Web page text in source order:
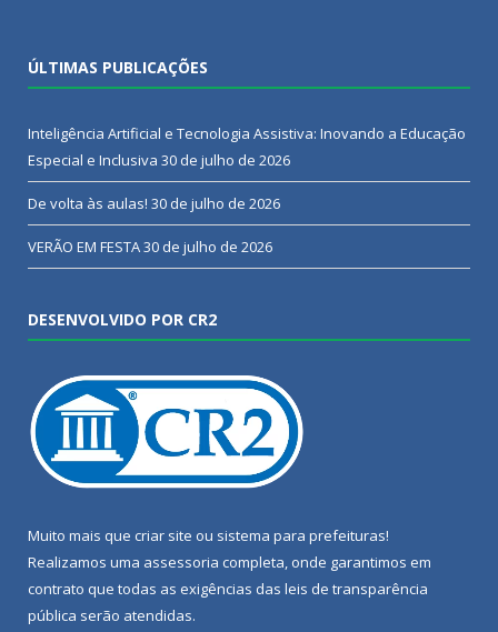
ÚLTIMAS PUBLICAÇÕES
Inteligência Artificial e Tecnologia Assistiva: Inovando a Educação
Especial e Inclusiva 30 de julho de 2026
De volta às aulas! 30 de julho de 2026
VERÃO EM FESTA30 de julho de 2026
DESENVOLVIDO POR CR2
Muito mais que criar site ou sistema para prefeituras!
Realizamos uma assessoria completa, onde garantimos em
contrato que todas as exigências das leis de transparência
pública serão atendidas.